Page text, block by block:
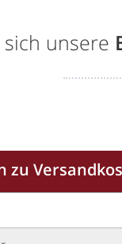
sich unsere
zu